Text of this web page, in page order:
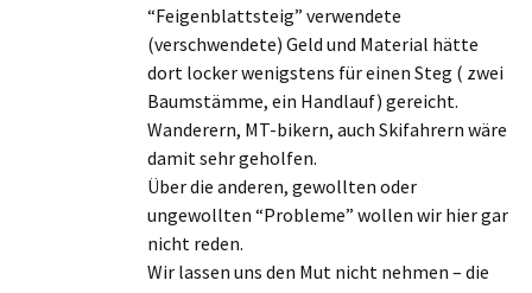
“Feigenblattsteig” verwendete
(verschwendete) Geld und Material hätte
dort locker wenigstens für einen Steg ( zwei
Baumstämme, ein Handlauf) gereicht.
Wanderern, MT-bikern, auch Skifahrern wäre
damit sehr geholfen.
Über die anderen, gewollten oder
ungewollten “Probleme” wollen wir hier gar
nicht reden.
Wir lassen uns den Mut nicht nehmen – die